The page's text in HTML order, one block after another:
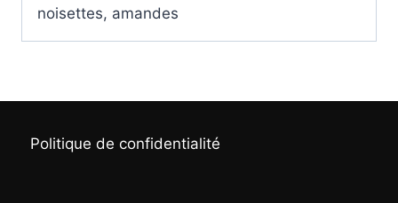
noisettes, amandes
Politique de confidentialité